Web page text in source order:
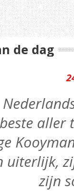
de dag
uiterlijk,
zijn